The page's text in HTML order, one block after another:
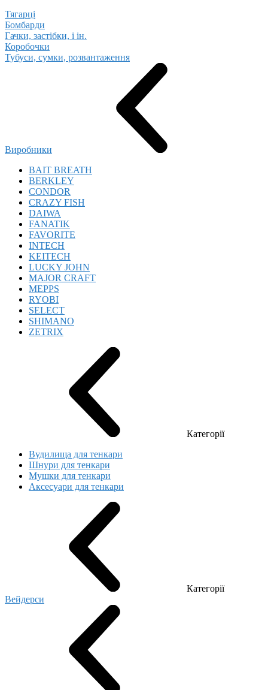
Тягарці
Бомбарди
Гачки, застібки, і ін.
Коробочки
Тубуси, сумки, розвантаження
Виробники
BAIT BREATH
BERKLEY
CONDOR
CRAZY FISH
DAIWA
FANATIK
FAVORITE
INTECH
KEITECH
LUCKY JOHN
MAJOR CRAFT
MEPPS
RYOBI
SELECT
SHIMANO
ZETRIX
Категорії
Вудилища для тенкари
Шнури для тенкари
Мушки для тенкари
Аксесуари для тенкари
Категорії
Вейдерси